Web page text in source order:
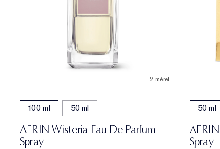
2 méret
100 ml 50 ml
AERIN Wisteria Eau De Parfum
Spray
50 ml
Spray